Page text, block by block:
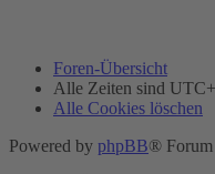
Foren-Übersicht
Alle Zeiten sind
Alle Cookies löschen
Powered by phpBB®